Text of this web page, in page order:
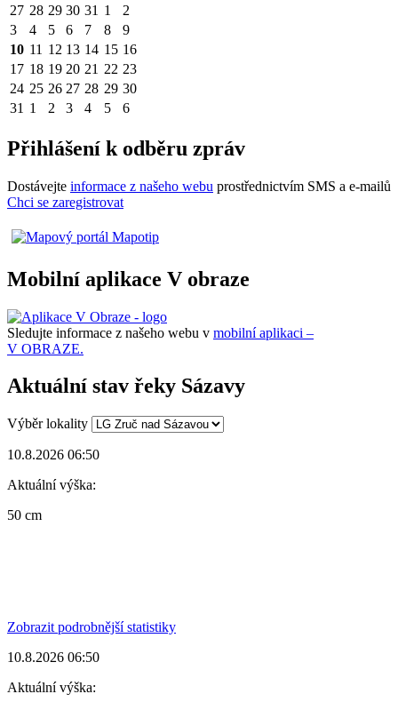
27 28 29 30 31 1
2
3
4 5 6 7 8
9
10 11 12 13 14 15 16
17 18 19 20 21 22 23
24 25 26 27 28 29 30
31 1 2 3 4 5 6
Přihlášení k odběru zpráv
Dostávejte informace z našeho webu prostřednictvím SMS a e-mailů
Chci se zaregistrovat
Mobilní aplikace V obraze
Sledujte informace z našeho webu v mobilní aplikaci –
V OBRAZE.
Aktuální stav řeky Sázavy
Výběr lokality
10.8.2026 06:50
Aktuální výška:
50 cm
Zobrazit podrobnější statistiky
10.8.2026 06:50
Aktuální výška: